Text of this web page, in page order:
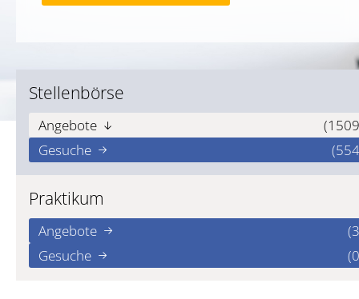
Stellenbörse
Angebote
Gesuche
Praktikum
Angebote
Gesuche